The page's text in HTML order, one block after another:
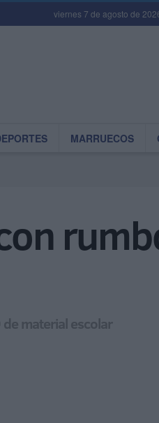
viernes 7 de agosto de
MARRUECOS
material escolar